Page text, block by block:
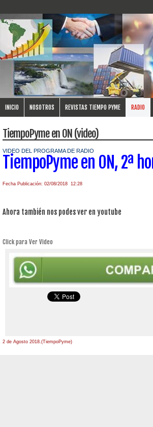
INICIO NOSOTROS REVISTAS TIEMPO PYME RADIO
TiempoPyme en ON (video)
VIDEO DEL PROGRAMA DE RADIO
TiempoPyme en ON, 2ª
Fecha Publicación: 02/08/2018 12:28
Ahora también nos podes ver en youtube
Click para Ver Video
2 de Agosto 2018.(TiempoPyme)